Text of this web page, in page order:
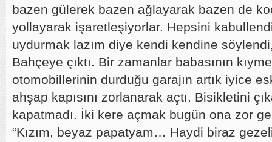
bazen gülerek bazen ağlayarak bazen de
yollayarak işaretleşiyorlar. Hepsini
uydurmak lazım diye kendi kendine
Bahçeye çıktı. Bir zamanlar babasının
otomobillerinin durduğu garajın artık iyice
ahşap kapısını zorlanarak açtı. Bisikletini
kapatmadı. İki kere açmak bugün ona zor
“Kızım, beyaz papatyam… Haydi biraz